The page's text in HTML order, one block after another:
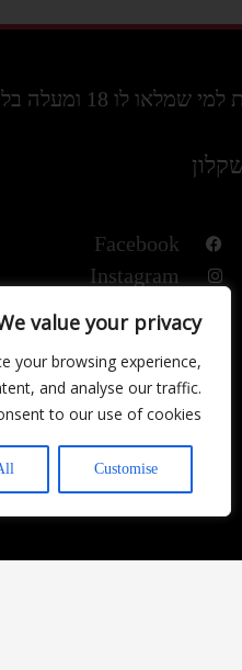
value your privacy
your browsing experience,
and analyse our traffic.
to our use of cookies.
Customise
18 ומעלה בלבד!
Facebook
Instagram